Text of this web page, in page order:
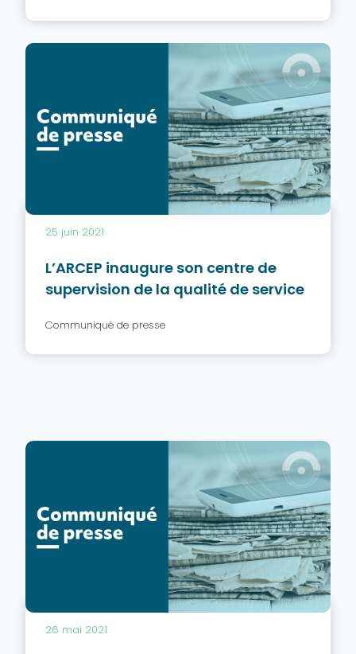
25 juin 2021
L’ARCEP inaugure son centre de
supervision de la qualité de service
Communiqué de presse
26 mai 2021